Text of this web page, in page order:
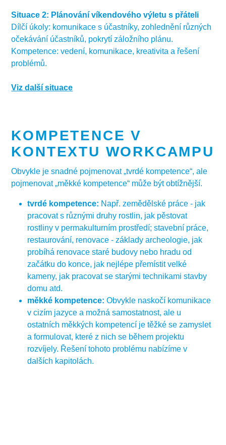
Situace 2: Plánování víkendového výletu s přáteli
Dílčí úkoly: komunikace s účastníky, zohlednění různých
očekávání účastníků, pokrytí záložního plánu.
Kompetence: vedení, komunikace, kreativita a řešení
problémů.
Viz další situace
Situace 3: Individuální cesta do cizí země
Dílčí úkoly: efektivní komunikace v cizím jazyce, kulturní
různých možností (ubytování, doprava, strava atd.).
Kompetence: cizí jazyk, práce s informacemi,
komunikace.
Situace 4: Plánování studijní schůzky s kamarádem
před zkouškou
Dílčí úkoly: zvážení různých pracovních stylů a rytmů,
naplánování vhodného a efektivního studijního rozvrhu,
efektivní a spravedlivé rozdělení povinností, zvážení
dalších zdrojů, pokud se objeví nevyřešený problém.
Kompetence: vedení, komunikace, kreativita a řešení
problémů, týmová práce, efektivita, práce s informacemi.
Situace 5: Ucházení se o zaměstnání a příprava na
pohovor
Dílčí úkoly: efektivní písemná a ústní komunikace,
KOMPETENCE V
KONTEXTU WORKCAMPU
Obvykle je snadné pojmenovat „tvrdé kompetence“, ale
pojmenovat „měkké kompetence“ může být obtížnější.
tvrdé kompetence: Např. zemědělské práce - jak
pracovat s různými druhy rostlin, jak pěstovat
rostliny v permakulturním prostředí; stavební práce,
restaurování, renovace - základy archeologie, jak
probíhá renovace staré budovy nebo hradu od
začátku do konce, jak nejlépe přemístit velké
kameny, jak pracovat se starými technikami stavby
domu atd.
měkké kompetence: Obvykle naskočí komunikace
v cizím jazyce a možná samostatnost, ale u
ostatních měkkých kompetencí je těžké se zamyslet
a formulovat, které z nich se během projektu
rozvíjely. Řešení tohoto problému nabízíme v
dalších kapitolách.